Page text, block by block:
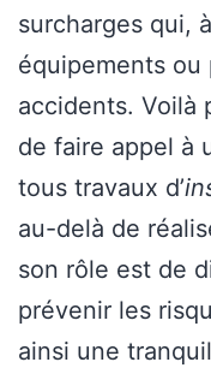
surcharges qui,
équipements ou
accidents. Voilà
de faire appel à
tous travaux d’
au-delà de
son rôle est de
prévenir les
ainsi une